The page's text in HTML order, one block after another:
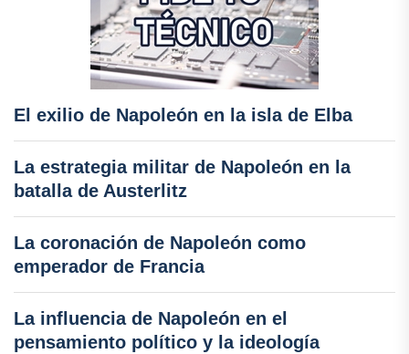
El exilio de Napoleón en la isla de Elba
La estrategia militar de Napoleón en la
batalla de Austerlitz
La coronación de Napoleón como
emperador de Francia
La influencia de Napoleón en el
pensamiento político y la ideología